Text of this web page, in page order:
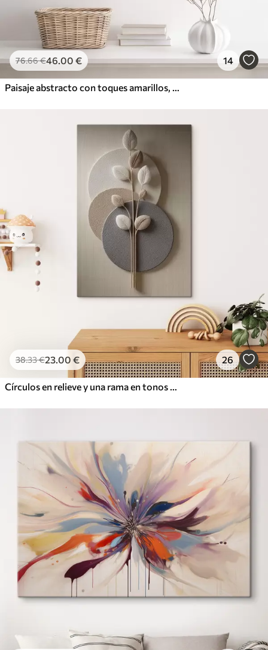
76.66€46.00 € 14
Paisaje abstracto con toques amarillos, una composición minimalista de tierra, agua y cielo, con colores apagados
38.33€23.00 € 26
Círculos en relieve y una rama en tonos neutros cálidos